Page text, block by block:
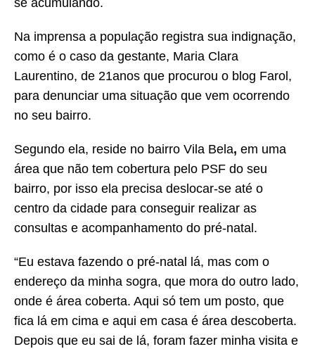
se acumulando.
Na imprensa a população registra sua indignação,
como é o caso da gestante, Maria Clara
Laurentino, de 21anos que procurou o blog Farol,
para denunciar uma situação que vem ocorrendo
no seu bairro.
Segundo ela, reside no bairro Vila Bela, em uma
área que não tem cobertura pelo PSF do seu
bairro, por isso ela precisa deslocar-se até o
centro da cidade para conseguir realizar as
consultas e acompanhamento do pré-natal.
“Eu estava fazendo o pré-natal lá, mas com o
endereço da minha sogra, que mora do outro lado,
onde é área coberta. Aqui só tem um posto, que
fica lá em cima e aqui em casa é área descoberta.
Depois que eu sai de lá, foram fazer minha visita e